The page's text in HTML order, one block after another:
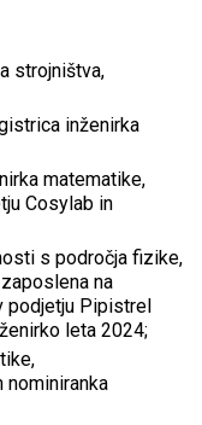
strojništva,
inženirka
matematike,
Cosylab in
s področja fizike,
na
podjetju Pipistrel
leta 2024;